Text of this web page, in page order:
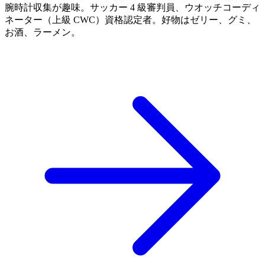
腕時計収集が趣味。サッカー 4 級審判員、ウオッチコーディ
ネーター（上級 CWC）資格認定者。好物はゼリー、グミ、
お酒、ラーメン。